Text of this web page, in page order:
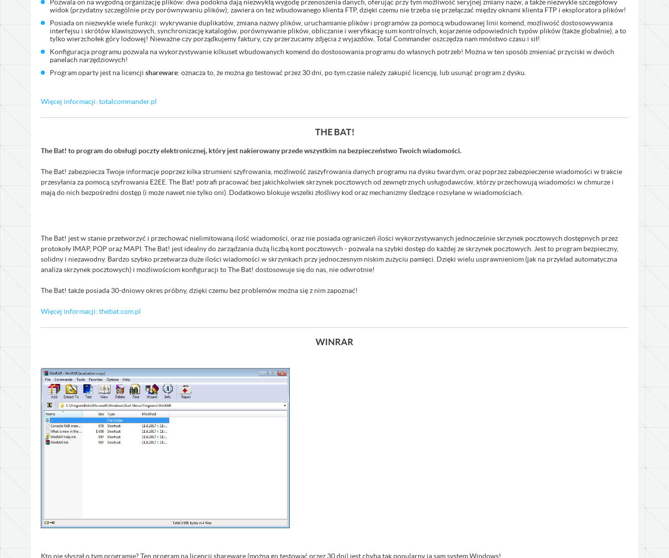
Pozwala on na wygodną organizację plików: dwa podokna dają niezwykłą wygodę przenoszenia danych, oferując przy tym możliwość seryjnej zmiany nazw, a także niezwykle szczegółowy
widok (przydatny szczególnie przy porównywaniu plików); zawiera on też wbudowanego klienta FTP, dzięki czemu nie trzeba się przełączać między oknami klienta FTP i eksploratora plików!
Posiada on niezwykle wiele funkcji: wykrywanie duplikatów, zmiana nazwy plików, uruchamianie plików i programów za pomocą wbudowanej linii komend, możliwość dostosowywania
interfejsu i skrótów klawiszowych, synchronizację katalogów, porównywanie plików, obliczanie i weryfikację sum kontrolnych, kojarzenie odpowiednich typów plików (także globalnie), a to
tylko wierzchołek góry lodowej! Nieważne czy porządkujemy faktury, czy przerzucamy zdjęcia z wyjazdów, Total Commander oszczędza nam mnóstwo czasu i sił!
Konfiguracja programu pozwala na wykorzystywanie kilkuset wbudowanych komend do dostosowania programu do własnych potrzeb! Można w ten sposób zmieniać przyciski w dwóch
panelach narzędziowych!
Program oparty jest na licencji shareware: oznacza to, że można go testować przez 30 dni, po tym czasie należy zakupić licencję, lub usunąć program z dysku.
Więcej informacji: totalcommander.pl
THE BAT!
The Bat! to program do obsługi poczty elektronicznej, który jest nakierowany przede wszystkim na bezpieczeństwo Twoich wiadomości.
The Bat! zabezpiecza Twoje informacje poprzez kilka strumieni szyfrowania, możliwość zaszyfrowania danych programu na dysku twardym, oraz poprzez zabezpieczenie wiadomości w trakcie
przesyłania za pomocą szyfrowania E2EE. The Bat! potrafi pracować bez jakichkolwiek skrzynek pocztowych od zewnętrznych usługodawców, którzy przechowują wiadomości w chmurze i
mają do nich bezpośredni dostęp (i może nawet nie tylko oni). Dodatkowo blokuje wszelki złośliwy kod oraz mechanizmy śledzące rozsyłane w wiadomościach.
The Bat! jest w stanie przetworzyć i przechować nielimitowaną ilość wiadomości, oraz nie posiada ograniczeń ilości wykorzystywanych jednocześnie skrzynek pocztowych dostępnych przez
protokoły IMAP, POP oraz MAPI. The Bat! jest idealny do zarządzania dużą liczbą kont pocztowych - pozwala na szybki dostęp do każdej ze skrzynek pocztowych. Jest to program bezpieczny,
solidny i niezawodny. Bardzo szybko przetwarza duże ilości wiadomości w skrzynkach przy jednoczesnym niskim zużyciu pamięci. Dzięki wielu usprawnieniom (jak na przykład automatyczna
analiza skrzynek pocztowych) i możliwościom konfiguracji to The Bat! dostosowuje się do nas, nie odwrotnie!
The Bat! także posiada 30-dniowy okres próbny, dzięki czemu bez problemów można się z nim zapoznać!
Więcej informacji: thebat.com.pl
WINRAR
Kto nie słyszał o tym programie? Ten program na licencji shareware (można go testować przez 30 dni) jest chyba tak popularny ja sam system Windows!